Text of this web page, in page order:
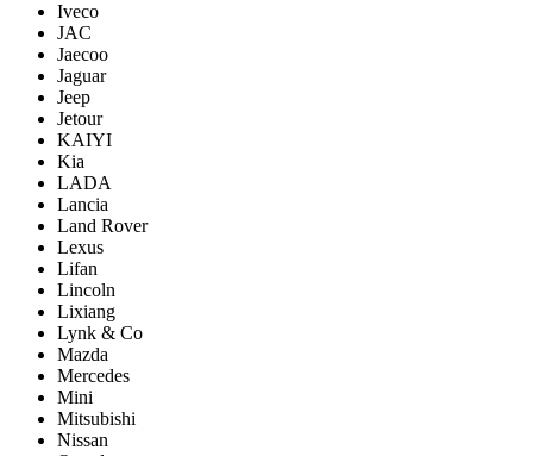
Iveco
JAC
Jaecoo
Jaguar
Jeep
Jetour
KAIYI
Kia
LADA
Lancia
Land Rover
Lexus
Lifan
Lincoln
Lixiang
Lynk & Co
Mazda
Mercedes
Mini
Mitsubishi
Nissan